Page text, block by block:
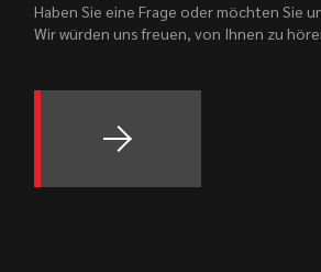
Haben Sie eine Frage oder möchten Sie
Wir würden uns freuen, von Ihnen zu